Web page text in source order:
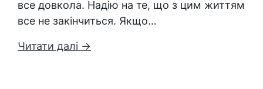
все довкола. Надію на те, що з цим життям
все не закінчиться. Якщо…
Читати далі →